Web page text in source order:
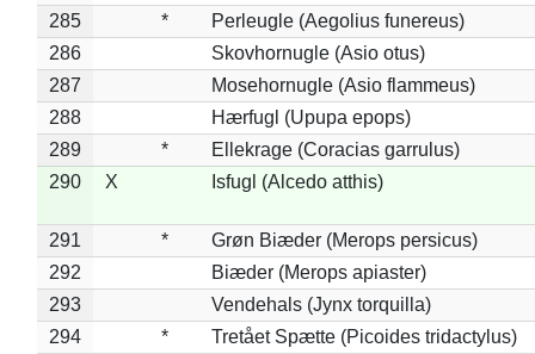
285
*
Perleugle (Aegolius funereus)
286
Skovhornugle (Asio otus)
287
Mosehornugle (Asio flammeus)
288
Hærfugl (Upupa epops)
289
*
Ellekrage (Coracias garrulus)
290
X Isfugl (Alcedo atthis)
291 *
Grøn Biæder (Merops persicus)
292
Biæder (Merops apiaster)
293
Vendehals (Jynx torquilla)
294
*
Tretået Spætte (Picoides tridactylus)